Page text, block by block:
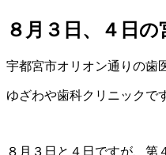
８月３日、４日の
宇都宮市オリオン通りの歯
ゆざわや歯科クリニックで
８月３日と４日ですが、第